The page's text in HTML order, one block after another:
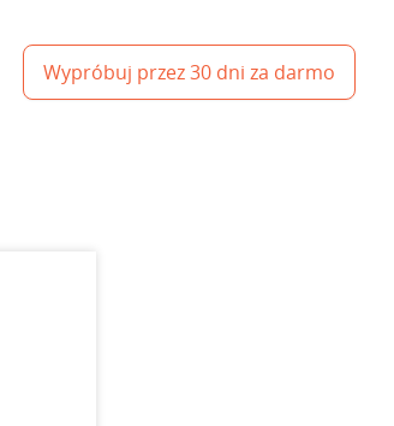
Wypróbuj przez 30 dni za darmo